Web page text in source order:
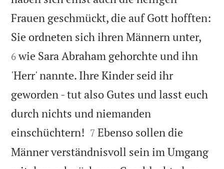
Frauen geschmückt, die auf Gott hofften:
Sie ordneten sich ihren Männern unter,
6 wie Sara Abraham gehorchte und ihn
'Herr' nannte. Ihre Kinder seid ihr
geworden - tut also Gutes und lasst euch
durch nichts und niemanden
einschüchtern! 

7 Ebenso sollen die
Männer verständnisvoll sein im Umgang